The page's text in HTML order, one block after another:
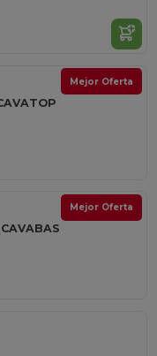
Mejor Oferta
Mejor Oferta